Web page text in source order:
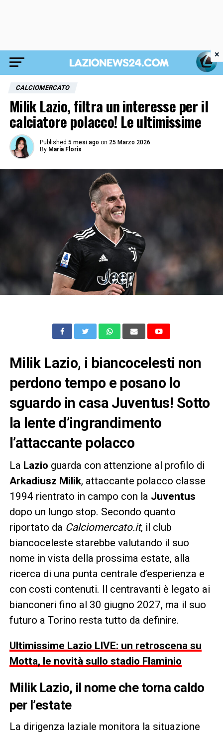
CALCIOMERCATO
Milik Lazio, filtra un interesse per il
calciatore polacco! Le ultimissime
Published 5 mesi ago on 25 Marzo 2026
By Maria Floris
Milik Lazio, i biancocelesti non
perdono tempo e posano lo
sguardo in casa Juventus! Sotto
la lente d’ingrandimento
l’attaccante polacco
La Lazio guarda con attenzione al profilo di
Arkadiusz Milik, attaccante polacco classe
1994 rientrato in campo con la Juventus
dopo un lungo stop. Secondo quanto
riportato da Calciomercato.it, il club
biancoceleste starebbe valutando il suo
nome in vista della prossima estate, alla
ricerca di una punta centrale d’esperienza e
con costi contenuti. Il centravanti è legato ai
bianconeri fino al 30 giugno 2027, ma il suo
futuro a Torino resta tutto da definire.
Ultimissime Lazio LIVE: un retroscena su
Motta, le novità sullo stadio Flaminio
Milik Lazio, il nome che torna caldo
per l’estate
La dirigenza laziale monitora la situazione
×